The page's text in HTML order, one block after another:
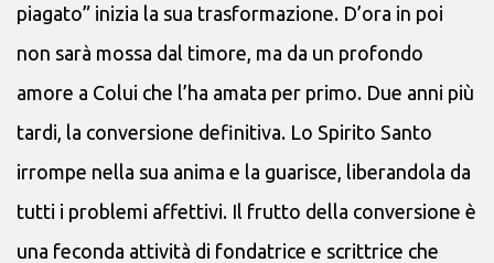
piagato” inizia la sua trasformazione. D’ora in poi
non sarà mossa dal timore, ma da un profondo
amore a Colui che l’ha amata per primo. Due anni più
tardi, la conversione definitiva. Lo Spirito Santo
irrompe nella sua anima e la guarisce, liberandola da
tutti i problemi affettivi. Il frutto della conversione è
una feconda attività di fondatrice e scrittrice che